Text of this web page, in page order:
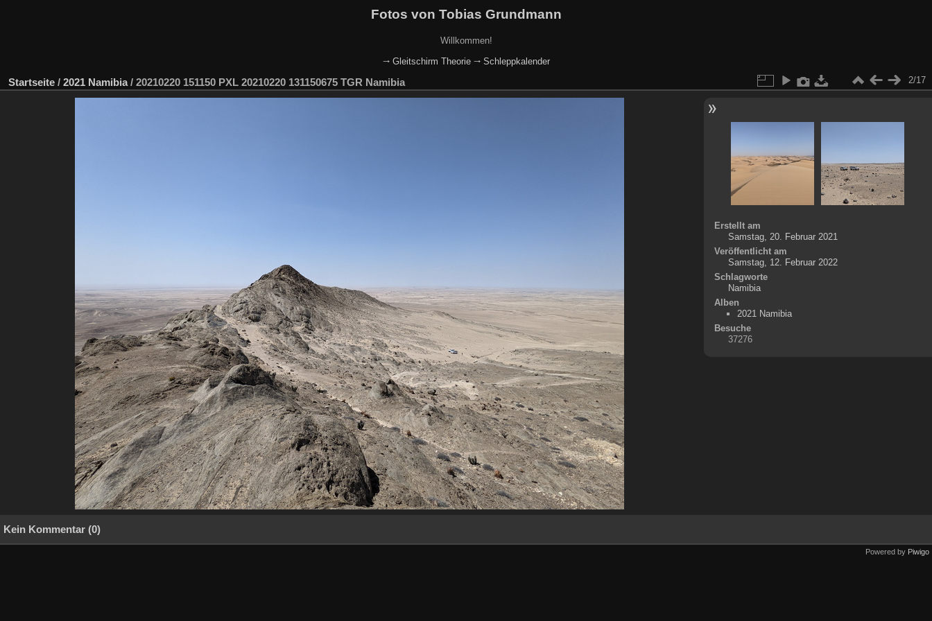
Fotos von Tobias Grundmann
Willkommen!
🠂 Gleitschirm Theorie 🠂 Schleppkalender
Startseite / 2021 Namibia/ 20210220 151150 PXL 20210220 131150675 TGR Namibia 2/17
Erstellt am
Samstag, 20. Februar 2021
Veröffentlicht am
Samstag, 12. Februar 2022
Schlagworte
Namibia
Alben
2021 Namibia
Besuche
37276
Kein Kommentar (0)
Powered by Piwigo